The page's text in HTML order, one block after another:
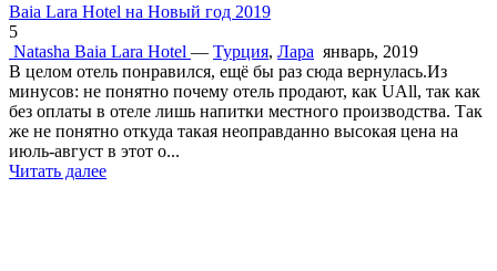
Baia Lara Hotel на Новый год 2019
5
Natasha Baia Lara Hotel — Турция, Лара январь, 2019
В целом отель понравился, ещё бы раз сюда вернулась.Из
минусов: не понятно почему отель продают, как UAll, так как
без оплаты в отеле лишь напитки местного производства. Так
же не понятно откуда такая неоправданно высокая цена на
июль-август в этот о...
Читать далее